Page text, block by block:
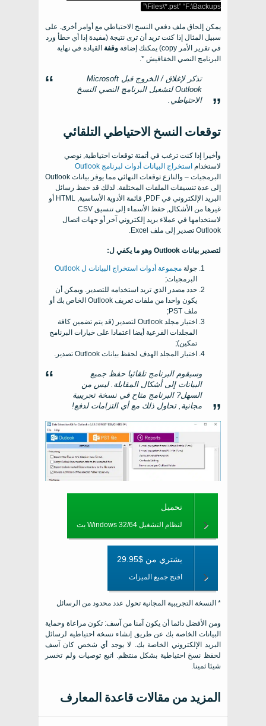
Files\*.pst” “F:\Backups\
”
يمكن إلحاق ملف دفعي النسخ الاحتياطي مع أوامر أخرى. على
سبيل المثال إذا كنت تريد أن ترى نتيجة (مفيدة إذا أي خطأ ورد
في تقرير الأمر copy) يمكنك إضافة
وقفة القيادة في نهاية
البرنامج النصي الخفافيش *.
تذكر لإغلاق / الخروج قبل Microsoft
Outlook لتشغيل البرنامج النصي النسخ
الاحتياطي.
توقعات النسخ الاحتياطي التلقائي
وأخيرا إذا كنت ترغب في أتمتة توقعات احتياطية, نوصي
لاستخدام استخراج البيانات أدوات لبرنامج Outlook
البرمجيات – والنازع توقعات النهائي مما يوفر بيانات Outlook
إلى عدة تنسيقات الملفات المختلفة. لذلك قد حفظ رسائل
البريد الإلكتروني في PDF, قائمة الأدوية الأساسية, HTML أو
غيرها من الأشكال, حفظ الأسماء إلى تنسيق CSV
لاستخدامها في عملاء بريد إلكتروني آخر أو جهات اتصال
Outlook تصدير إلى ملف Excel.
لتصدير بيانات Outlook وهو ما يكفي ل:
جولة مجموعة أدوات استخراج البيانات ل Outlook
البرمجيات;
حدد مصدر الذي تريد استخدامه للتصدير. ويمكن أن
يكون واحدا من ملفات تعريف Outlook الخاص بك أو
ملف PST;
اختيار مجلد Outlook لتصدير (قد يتم تضمين كافة
المجلدات الفرعية أيضا اعتمادا على خيارات البرنامج
تمكين);
اختيار المجلد الهدف لحفظ بيانات Outlook تصدير.
وسيقوم البرنامج تلقائيا حفظ جميع
البيانات إلى أشكال المقابلة. ليس من
السهل? البرنامج متاح في نسخة تجريبية
مجانية, تحاول ذلك مع أي التزامات لدفع!
تحميل
لنظام التشغيل Windows 32/64 بت
يشتري من $29.95
افتح جميع الميزات
* النسخة التجريبية المجانية تحول عدد محدود من الرسائل
ومن الأفضل دائما أن يكون آمنا من آسف: تكون مراعاة وحماية
البيانات الخاصة بك عن طريق إنشاء نسخة احتياطية لرسائل
البريد الإلكتروني الخاصة بك. لا يوجد أي شخص كان آسف
لحفظ نسخ احتياطية بشكل منتظم. اتبع توصيات ولم تخسر
شيئا ثمينا.
المزيد من مقالات قاعدة المعارف